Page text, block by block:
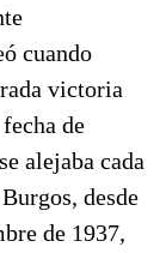
cuando
victoria
de
alejaba cada
desde
de 1937,